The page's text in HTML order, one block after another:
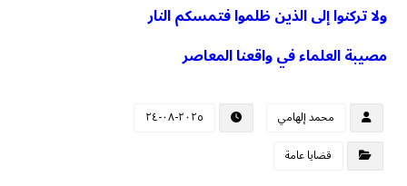
ولا تركنوا إلى الذين ظلموا فتمسكم النار
مصيبة العلماء في واقعنا المعاصر
محمد إلهامي
٢٠٢٥-٠٨-٢٤
قضايا عامة